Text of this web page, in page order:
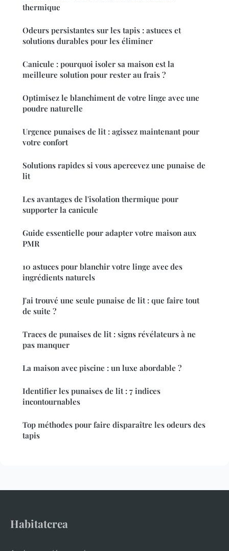
thermique
Odeurs persistantes sur les tapis : astuces et
solutions durables pour les éliminer
Canicule : pourquoi isoler sa maison est la
meilleure solution pour rester au frais ?
Optimisez le blanchiment de votre linge avec une
poudre naturelle
Urgence punaises de lit : agissez maintenant pour
votre confort
Solutions rapides si vous apercevez une punaise de
lit
Les avantages de l'isolation thermique pour
supporter la canicule
Guide essentielle pour adapter votre maison aux
PMR
10 astuces pour blanchir votre linge avec des
ingrédients naturels
J'ai trouvé une seule punaise de lit : que faire tout
de suite ?
Traces de punaises de lit : signs révélateurs à ne
pas manquer
La maison avec piscine : un luxe abordable ?
Identifier les punaises de lit : 7 indices
incontournables
Top méthodes pour faire disparaître les odeurs des
tapis
Habitatcrea